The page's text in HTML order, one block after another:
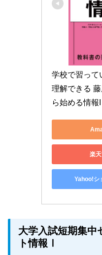
学校で習って
理解できる
ら始める情報I
楽
Yahoo!シ
大学入試短期集中
ト情報Ⅰ